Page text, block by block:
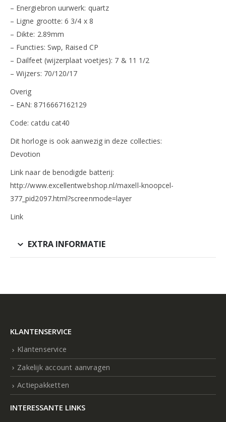
– Energiebron uurwerk: quartz
– Ligne grootte: 6 3/4 x 8
– Dikte: 2.89mm
– Functies: Swp, Raised CP
– Dailfeet (wijzerplaat voetjes): 7 & 11 1/2
– Wijzers: 70/120/17
Overig
– EAN: 8716667162129
Code: catdu cat40
Dit horloge is ook aanwezig in deze collecties:
Devotion
Link naar de benodigde batterij:
http://www.excellentwebshop.nl/maxell-knoopcel-
377_pid2097.html?screenmode=layer
Link
EXTRA INFORMATIE
KLANTENSERVICE
Klantenservice
Zakelijk account aanvragen
Actiepakketten
INTERESSANTE LINKS